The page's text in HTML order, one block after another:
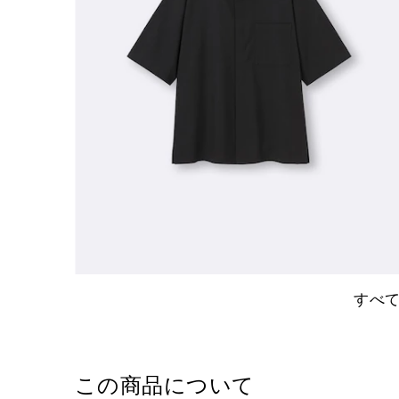
すべ
この商品について